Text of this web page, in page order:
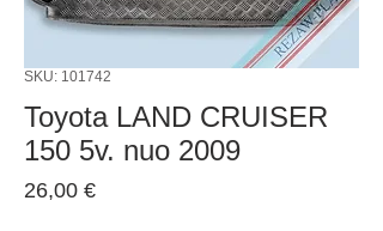
SKU: 101742
Toyota LAND CRUISER
150 5v. nuo 2009
26,00 €Price